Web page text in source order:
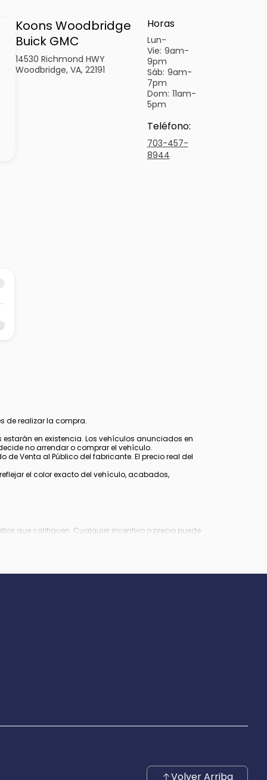
Koons Woodbridge
Buick GMC
14530 Richmond HWY
Woodbridge, VA, 22191
Horas
Lun-
Vie: 9am-
9pm
Sáb: 9am-
7pm
Dom: 11am-
5pm
Teléfono:
703-457-
8944
de realizar la compra.
en existencia. Los vehículos anunciados en
no arrendar o comprar el vehículo.
de Venta al Público del fabricante. El precio real del
el color exacto del vehículo, acabados,
que califiquen. Cualquier incentivo o precio puede
Volver Arriba